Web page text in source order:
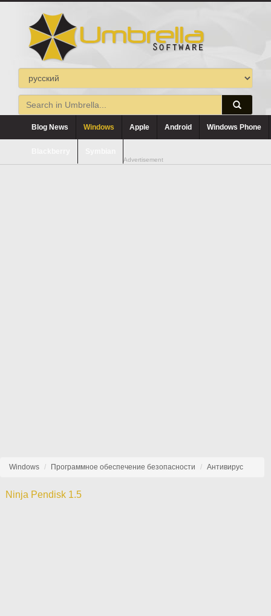
Blog News Windows Apple Android Windows Phone
Advertisement
Windows Программное обеспечение безопасности Антивирус
Ninja Pendisk 1.5